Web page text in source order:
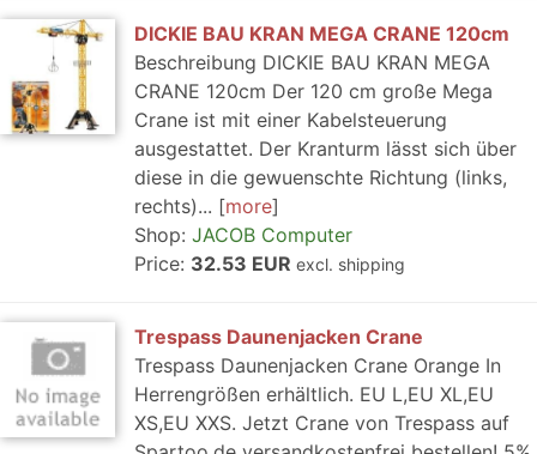
DICKIE BAU KRAN MEGA CRANE 120cm
Beschreibung DICKIE BAU KRAN MEGA
CRANE 120cm Der 120 cm große Mega
Crane ist mit einer Kabelsteuerung
ausgestattet. Der Kranturm lässt sich über
diese in die gewuenschte Richtung (links,
rechts)...
more
Shop: JACOB Computer
Price: 32.53 EUR excl. shipping
Trespass Daunenjacken Crane
Trespass Daunenjacken Crane Orange In
Herrengrößen erhältlich. EU L,EU XL,EU
XS,EU XXS. Jetzt Crane von Trespass auf